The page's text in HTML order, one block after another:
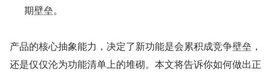
期壁垒。
产品的核心抽象能力，决定了新功能是会累积成竞争壁垒，
还是仅仅沦为功能清单上的堆砌。本文将告诉你如何做出正